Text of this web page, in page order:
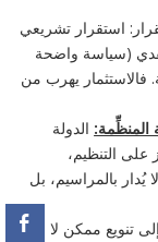
استقرار تشريعي
(سياسة واضحة
فالاستثمار يهرب من
المنظِّمة: الدولة
التنظيم،
يُدار بالمراسيم، بل
تنويع ممكن لا